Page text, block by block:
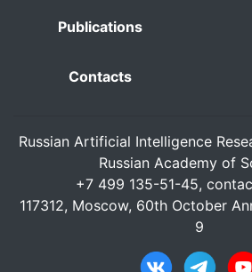
Publications
Contacts
Russian Artificial Intelligence
Russian Academy of
+7 499 135-51-45,
117312, Moscow, 60th October
9